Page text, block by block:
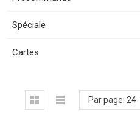
Spéciale
Cartes
Par page: 24